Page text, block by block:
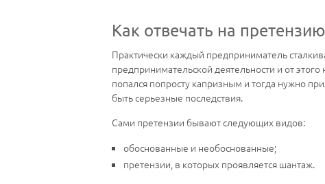
Как отвечать на претензию
Практически каждый предприниматель
предпринимательской деятельности и от
попался попросту капризным и тогда нужно
быть серьезные последствия.
Сами претензии бывают следующих видов:
обоснованные и необоснованные;
претензии, в которых проявляется шантаж.